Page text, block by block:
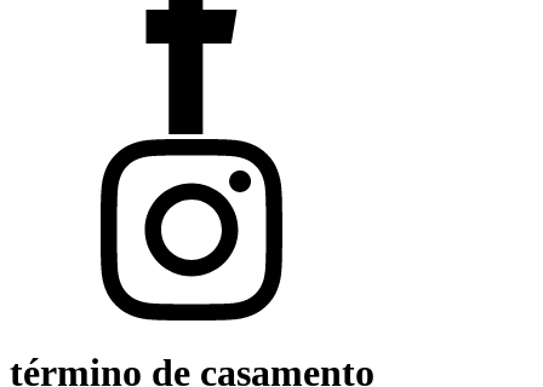
término de casamento